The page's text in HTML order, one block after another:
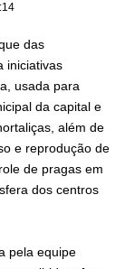
das
iniciativas
usada para
da capital e
além de
e reprodução de
de pragas em
dos centros
pela equipe